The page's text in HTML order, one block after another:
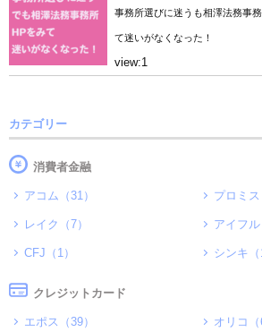
事務所選びに迷うも相澤法務事
て迷いがなくなった！
view:1
カテゴリー
消費者金融
アコム（31） プロミス
レイク（7） アイフル
CFJ（1） シンキ（
クレジットカード
エポス（39） オリコ（